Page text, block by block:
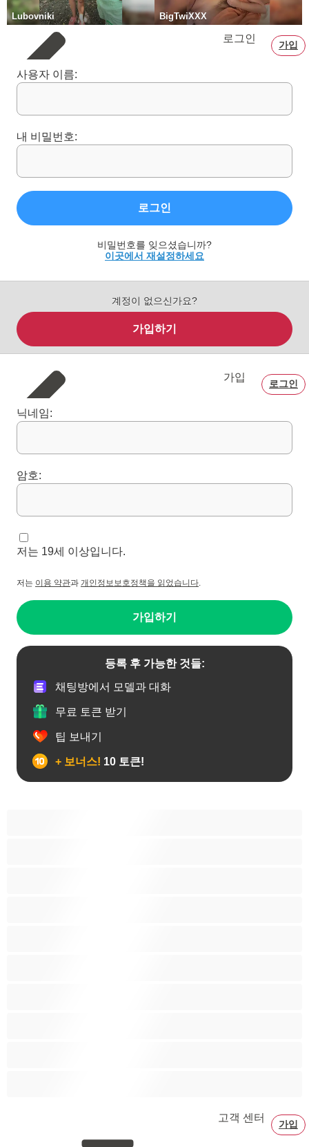
Lubovniki BigTwiXXX
로그인
가입
사용자 이름:
내 비밀번호:
로그인
비밀번호를 잊으셨습니까?
이곳에서 재설정하세요
계정이 없으신가요?
가입하기
가입
로그인
닉네임:
암호:
저는 19세 이상입니다.
저는 이용 약관과 개인정보보호정책을 읽었습니다.
가입하기
등록 후 가능한 것들:
채팅방에서 모델과 대화
무료 토큰 받기
팁 보내기
+ 보너스! 10 토큰!
고객 센터
가입